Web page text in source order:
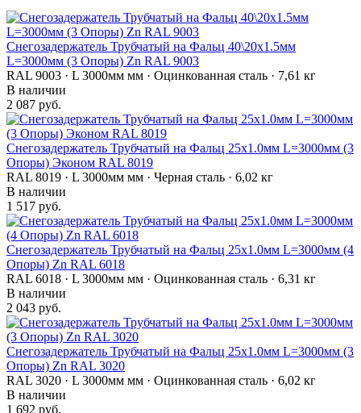
Снегозадержатель Трубчатый на Фальц 40\20х1.5мм
L=3000мм (3 Опоры) Zn RAL 9003
RAL 9003 · L 3000мм мм · Оцинкованная сталь · 7,61 кг
В наличии
2 087 руб.
Снегозадержатель Трубчатый на Фальц 25х1.0мм L=3000мм (3
Опоры) Эконом RAL 8019
RAL 8019 · L 3000мм мм · Черная сталь · 6,02 кг
В наличии
1 517 руб.
Снегозадержатель Трубчатый на Фальц 25х1.0мм L=3000мм (4
Опоры) Zn RAL 6018
RAL 6018 · L 3000мм мм · Оцинкованная сталь · 6,31 кг
В наличии
2 043 руб.
Снегозадержатель Трубчатый на Фальц 25х1.0мм L=3000мм (3
Опоры) Zn RAL 3020
RAL 3020 · L 3000мм мм · Оцинкованная сталь · 6,02 кг
В наличии
1 692 руб.